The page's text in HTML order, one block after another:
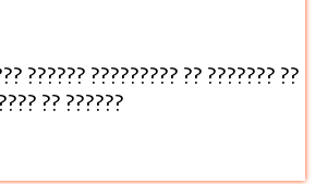
?????? ????????? ?? ??????? ??
?? ??????